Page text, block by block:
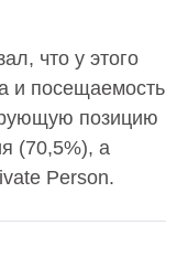
что у этого
и посещаемость
позицию
(70,5%), а
Person.